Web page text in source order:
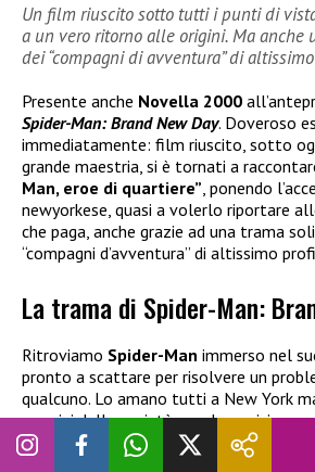
Un film riuscito sotto tutti i punti di
a un vero ritorno alle origini. Ma anche
dei “compagni di avventura” di
Presente anche Novella 2000
Spider-Man: Brand New Day. Doveroso
immediatamente: film riuscito, sotto
grande maestria, si è tornati a
Man, eroe di quartiere” , ponendo
newyorkese, quasi a volerlo riportare
che paga, anche grazie ad una trama
“compagni d’avventura” di altissimo
La trama di Spider-Man:
Ritroviamo Spider-Man immerso nel
pronto a scattare per risolvere un
qualcuno. Lo amano tutti a New York
margini della società, non ha amici o
insomma è tremendamente solo.